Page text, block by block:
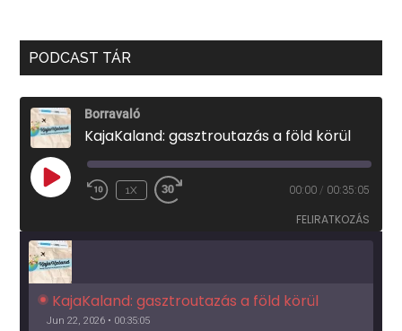
PODCAST TÁR
Borravaló
KajaKaland: gasztroutazás a föld körül
PLAY
EPISODE
1X 00:00 / 00:35:05
FELIRATKOZÁS
KajaKaland: gasztroutazás a föld körül
Jun 22, 2026 • 00:35:05